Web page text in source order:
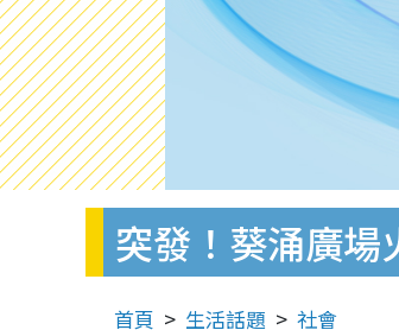
突發！葵涌廣場
首頁 生活話題 社會